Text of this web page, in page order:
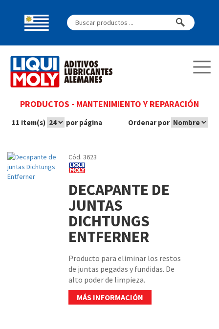
PRODUCTOS - MANTENIMIENTO Y REPARACIÓN
11 item(s) por página Ordenar por
Cód. 3623
DECAPANTE DE
JUNTAS
DICHTUNGS
ENTFERNER
Producto para eliminar los restos
de juntas pegadas y fundidas. De
alto poder de limpieza.
MÁS INFORMACIÓN